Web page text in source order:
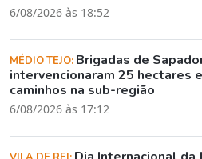
6/08/2026 às 18:52
MÉDIO TEJO: Brigadas de
intervencionaram 25 hectares
caminhos na sub-região
6/08/2026 às 17:12